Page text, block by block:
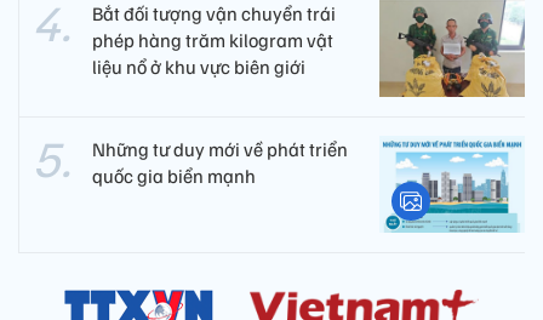
Bắt đối tượng vận chuyển trái
phép hàng trăm kilogram vật
liệu nổ ở khu vực biên giới
Những tư duy mới về phát triển
quốc gia biển mạnh